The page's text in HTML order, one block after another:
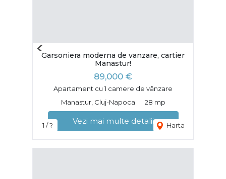
1 / ? Harta
Garsoniera moderna de vanzare, cartier
Manastur!
89,000 €
Apartament cu 1 camere de vânzare
Manastur, Cluj-Napoca
28 mp
Vezi mai multe detalii